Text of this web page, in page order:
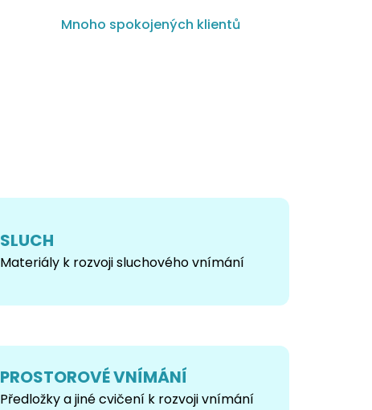
Mnoho spokojených klientů
SLUCH
Materiály k rozvoji sluchového vnímání
PROSTOROVÉ VNÍMÁNÍ
Předložky a jiné cvičení k rozvoji vnímání